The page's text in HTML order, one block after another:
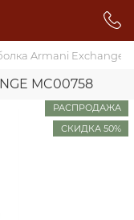
Armani Exchange
MC00758
РАСПРОДАЖА
СКИДКА 50%